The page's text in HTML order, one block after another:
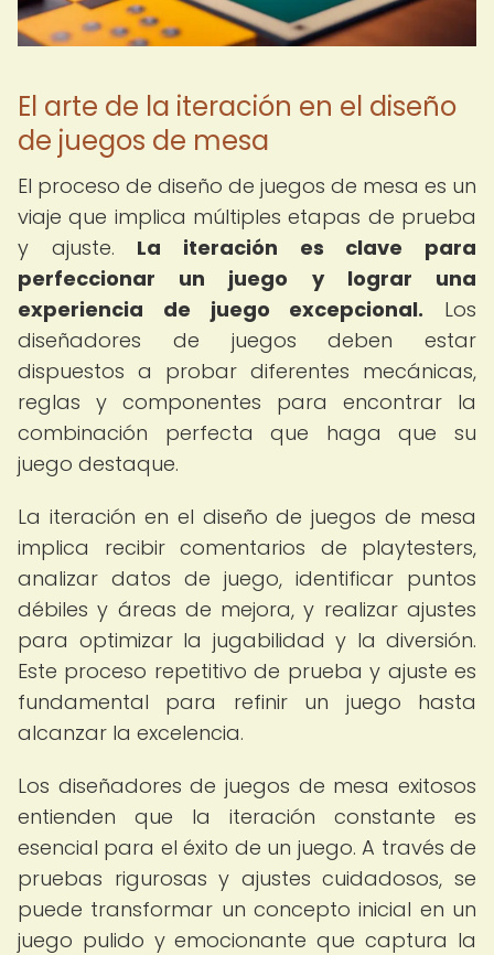
El arte de la iteración en el diseño
de juegos de mesa
El proceso de diseño de juegos de mesa es un
viaje que implica múltiples etapas de prueba
y ajuste. La iteración es clave para
perfeccionar un juego y lograr una
experiencia de juego excepcional. Los
diseñadores de juegos deben estar
dispuestos a probar diferentes mecánicas,
reglas y componentes para encontrar la
combinación perfecta que haga que su
juego destaque.
La iteración en el diseño de juegos de mesa
implica recibir comentarios de playtesters,
analizar datos de juego, identificar puntos
débiles y áreas de mejora, y realizar ajustes
para optimizar la jugabilidad y la diversión.
Este proceso repetitivo de prueba y ajuste es
fundamental para refinir un juego hasta
alcanzar la excelencia.
Los diseñadores de juegos de mesa exitosos
entienden que la iteración constante es
esencial para el éxito de un juego. A través de
pruebas rigurosas y ajustes cuidadosos, se
puede transformar un concepto inicial en un
juego pulido y emocionante que captura la